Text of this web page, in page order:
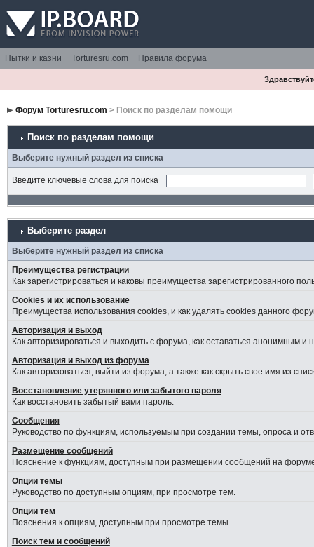
Пытки и казни Torturesru.com Правила форума
Форум Torturesru.com > Поиск по разделам помощи
Поиск по разделам помощи
Выберите нужный раздел из списка
Введите ключевые слова для поиска
Выберите раздел
Выберите нужный раздел из списка
Преимущества регистрации
Как зарегистрироваться и каковы преимущества зарегистрированного
Cookies и их использование
Преимущества использования cookies, и как удалять cookies данного
Авторизация и выход
Как авторизироваться и выходить с форума, как оставаться анонимным
Авторизация и выход из форума
Как авторизоваться, выйти из форума, а также как скрыть свое имя из
Восстановление утерянного или забытого пароля
Как восстановить забытый вами пароль.
Сообщения
Руководство по функциям, используемым при создании темы, опроса и
Размещение сообщений
Пояснение к функциям, доступным при размещении сообщений на
Опции темы
Руководство по доступным опциям, при просмотре тем.
Опции тем
Пояснения к опциям, доступным при просмотре темы.
Поиск тем и сообщений